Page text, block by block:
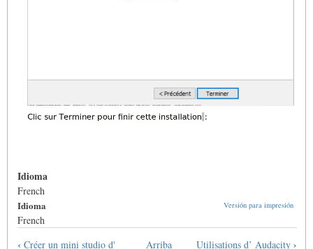
Idioma
French
Versión para impresión
Idioma
French
‹ Créer un mini studio d' Arriba Utilisations d’ Audacity ›